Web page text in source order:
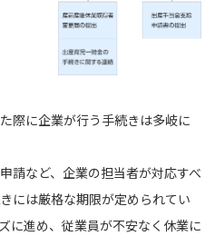
際に企業が行う手続きは多岐に
請など、企業の担当者が対応すべ
には厳格な期限が定められてい
に進め、従業員が不安なく休業に